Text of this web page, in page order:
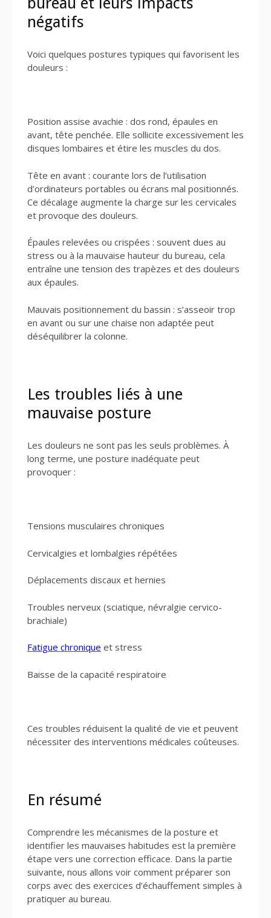
négatifs
Voici quelques postures typiques qui favorisent les
douleurs :
Position assise avachie : dos rond, épaules en
avant, tête penchée. Elle sollicite excessivement les
disques lombaires et étire les muscles du dos.
Tête en avant : courante lors de l’utilisation
d’ordinateurs portables ou écrans mal positionnés.
Ce décalage augmente la charge sur les cervicales
et provoque des douleurs.
Épaules relevées ou crispées : souvent dues au
stress ou à la mauvaise hauteur du bureau, cela
entraîne une tension des trapèzes et des douleurs
aux épaules.
Mauvais positionnement du bassin : s’asseoir trop
en avant ou sur une chaise non adaptée peut
déséquilibrer la colonne.
Les troubles liés à une
mauvaise posture
Les douleurs ne sont pas les seuls problèmes. À
long terme, une posture inadéquate peut
provoquer :
Tensions musculaires chroniques
Cervicalgies et lombalgies répétées
Déplacements discaux et hernies
Troubles nerveux (sciatique, névralgie cervico-
brachiale)
Fatigue chronique et stress
Baisse de la capacité respiratoire
Ces troubles réduisent la qualité de vie et peuvent
nécessiter des interventions médicales coûteuses.
En résumé
Comprendre les mécanismes de la posture et
identifier les mauvaises habitudes est la première
étape vers une correction efficace. Dans la partie
suivante, nous allons voir comment préparer son
corps avec des exercices d’échauffement simples à
pratiquer au bureau.